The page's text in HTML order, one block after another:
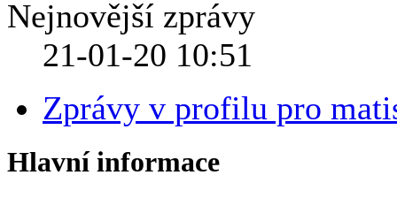
Nejnovější zprávy
21-01-20 10:51
Zprávy v profilu pro
Hlavní informace